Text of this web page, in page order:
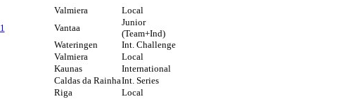
Valmiera
Local
Vantaa
Junior
(Team+Ind)
Wateringen
Int. Challenge
Valmiera
Local
Kaunas
International
Caldas da RainhaInt. Series
Riga Local